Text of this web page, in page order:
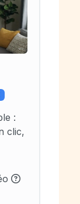
:
clic,